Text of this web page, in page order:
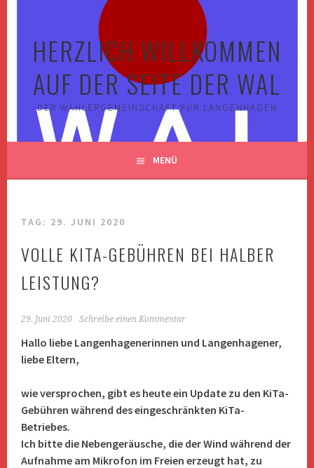
HERZLICH WILLKOMMEN
AUF DER SEITE DER WAL
DER WÄHLERGEMEINSCHAFT FÜR LANGENHAGEN
MENÜ
TAG: 29. JUNI 2020
VOLLE KITA-GEBÜHREN BEI HALBER
LEISTUNG?
29. Juni 2020 Schreibe einen Kommentar
Hallo liebe Langenhagenerinnen und Langenhagener,
liebe Eltern,
wie versprochen, gibt es heute ein Update zu den KiTa-
Gebühren während des eingeschränkten KiTa-
Betriebes.
Ich bitte die Nebengeräusche, die der Wind während der
Aufnahme am Mikrofon im Freien erzeugt hat, zu